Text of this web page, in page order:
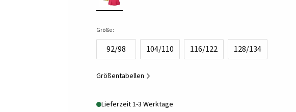
Größe:
92/98 104/110 116/122 128/134
Größentabellen
Lieferzeit 1-3 Werktage